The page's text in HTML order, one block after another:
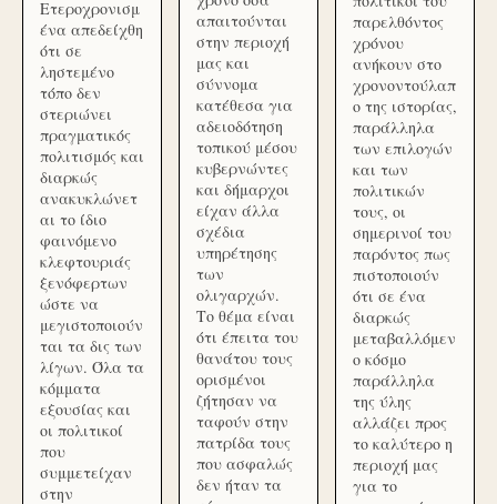
Ετεροχρονισμ
ένα απεδείχθη
ότι σε
ληστεμένο
τόπο δεν
στεριώνει
πραγματικός
πολιτισμός και
διαρκώς
ανακυκλώνετ
αι το ίδιο
φαινόμενο
κλεφτουριάς
ξενόφερτων
ώστε να
μεγιστοποιούν
ται τα δις των
λίγων. Όλα τα
κόμματα
εξουσίας και
οι πολιτικοί
που
συμμετείχαν
στην
απαιτούνται
στην περιοχή
μας και
σύννομα
κατέθεσα για
αδειοδότηση
τοπικού μέσου
κυβερνώντες
και δήμαρχοι
είχαν άλλα
σχέδια
υπηρέτησης
των
ολιγαρχών.
Το θέμα είναι
ότι έπειτα του
θανάτου τους
ορισμένοι
ζήτησαν να
ταφούν στην
πατρίδα τους
που ασφαλώς
δεν ήταν τα
παρελθόντος
χρόνου
ανήκουν στο
χρονοντούλαπ
ο της ιστορίας,
παράλληλα
των επιλογών
και των
πολιτικών
τους, οι
σημερινοί του
παρόντος πως
πιστοποιούν
ότι σε ένα
διαρκώς
μεταβαλλόμεν
ο κόσμο
παράλληλα
της ύλης
αλλάζει προς
το καλύτερο η
περιοχή μας
για το